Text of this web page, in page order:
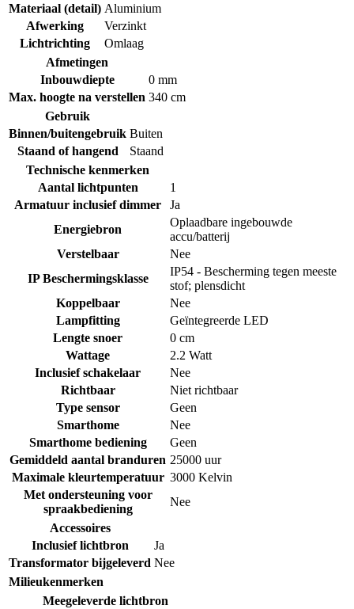
Materiaal (detail) Aluminium
Afwerking
Verzinkt
Lichtrichting
Omlaag
Afmetingen
Inbouwdiepte
0 mm
Max. hoogte na verstellen 340 cm
Gebruik
Binnen/buitengebruik Buiten
Staand of hangend
Staand
Technische kenmerken
Aantal lichtpunten
1
Armatuur inclusief dimmer
Ja
Energiebron
Oplaadbare ingebouwde
accu/batterij
Verstelbaar
Nee
IP Beschermingsklasse
IP54 - Bescherming tegen meeste
stof; plensdicht
Koppelbaar
Nee
Lampfitting
Geïntegreerde LED
Lengte snoer
0 cm
Wattage
2.2 Watt
Inclusief schakelaar
Nee
Richtbaar
Niet richtbaar
Type sensor
Geen
Smarthome
Nee
Smarthome bediening
Geen
Gemiddeld aantal branduren 25000 uur
Maximale kleurtemperatuur 3000 Kelvin
Met ondersteuning voor
spraakbediening
Nee
Accessoires
Inclusief lichtbron
Ja
Transformator bijgeleverd Nee
Milieukenmerken
Meegeleverde lichtbron